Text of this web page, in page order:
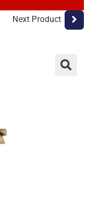
Next Product